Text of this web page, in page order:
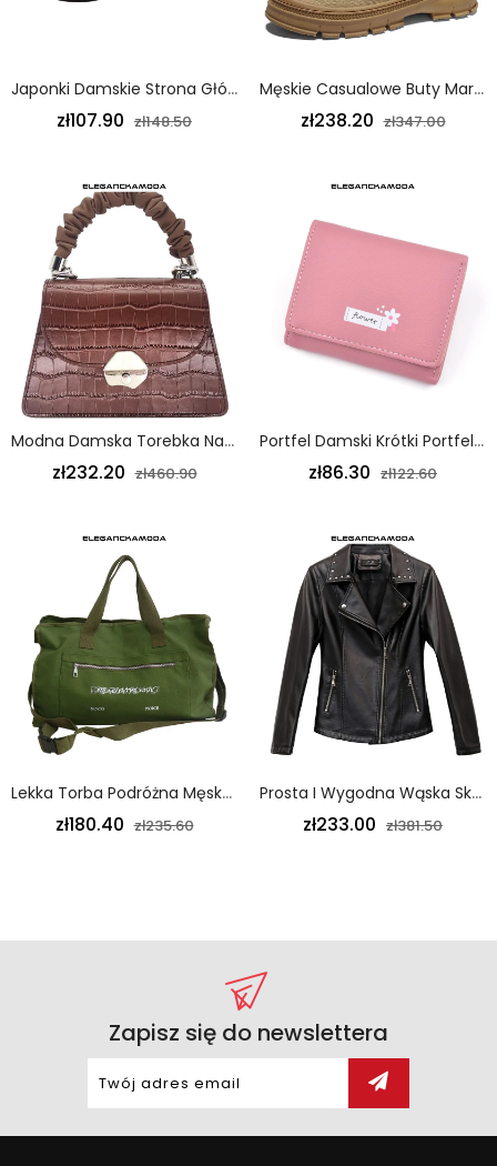
Japonki Damskie Strona Główna Antypoślizgowe Klapki Trend Lato Różowe
zł107.90 zł148.50
Męskie Casualowe Buty Martin Trend Osobowości Retro Płócienne Buty Narzędziowe Khaki
zł238.20 zł347.00
Modna Damska Torebka Na Łańcuszku Wzór Krokodyla Z Klapką Na Ramię Brązowa
zł232.20 zł460.90
Portfel Damski Krótki Portfel Wielofunkcyjny Portfel Składany Na Trzy Części Różowy
zł86.30 zł122.60
Lekka Torba Podróżna Męska Prosta Płócienna Zielona
zł180.40 zł235.60
Prosta I Wygodna Wąska Skórzana Kurtka Damska Modna Elegancka Duża Czarna
zł233.00 zł381.50
Zapisz się do newslettera